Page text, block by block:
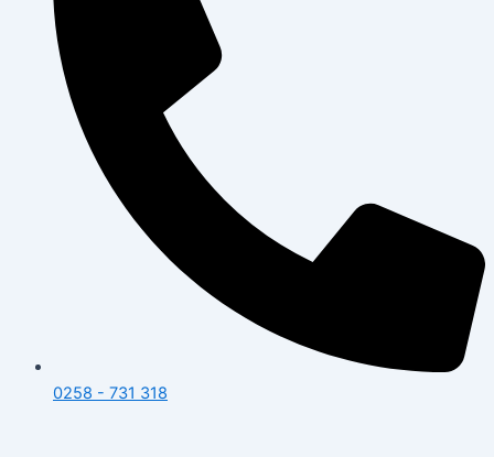
0258 - 731 318